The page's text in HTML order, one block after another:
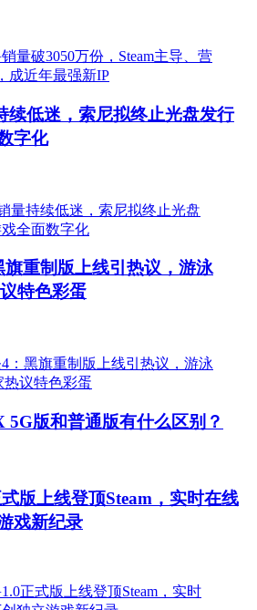
续低迷，索尼拟终止光盘发行
字化
旗重制版上线引热议，游泳
特色彩蛋
5G版和普通版有什么区别？
版上线登顶Steam，实时在线
戏新纪录